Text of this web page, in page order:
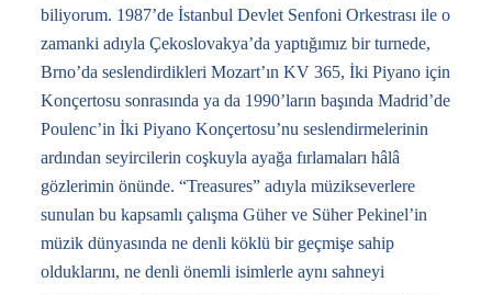
biliyorum. 1987’de İstanbul Devlet Senfoni Orkestrası ile o
zamanki adıyla Çekoslovakya’da yaptığımız bir turnede,
Brno’da seslendirdikleri Mozart’ın KV 365, İki Piyano için
Konçertosu sonrasında ya da 1990’ların başında Madrid’de
Poulenc’in İki Piyano Konçertosu’nu seslendirmelerinin
ardından seyircilerin coşkuyla ayağa fırlamaları hâlâ
gözlerimin önünde. “Treasures” adıyla müzikseverlere
sunulan bu kapsamlı çalışma Güher ve Süher Pekinel’in
müzik dünyasında ne denli köklü bir geçmişe sahip
olduklarını, ne denli önemli isimlerle aynı sahneyi